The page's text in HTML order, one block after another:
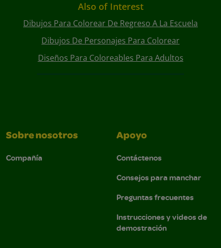
Also of Interest
Dibujos Para Colorear De Regreso A La Escuela
Dibujos De Personajes Para Colorear
Diseños Para Coloreables Para Adultos
Sobre nosotros
Compañía
Apoyo
Contáctenos
Consejos para manchar
Preguntas frecuentes
Instrucciones y videos de
demostración